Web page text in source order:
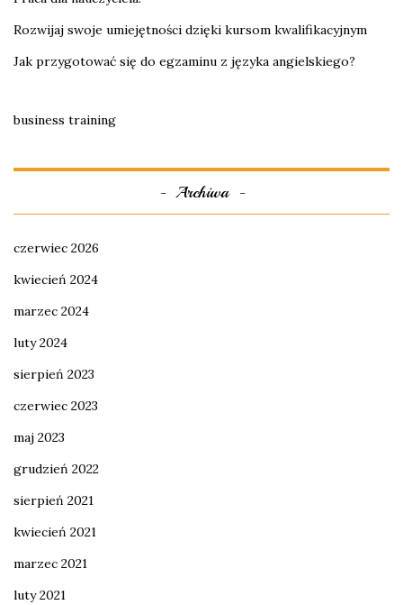
Rozwijaj swoje umiejętności dzięki kursom kwalifikacyjnym
Jak przygotować się do egzaminu z języka angielskiego?
business training
Archiwa
czerwiec 2026
kwiecień 2024
marzec 2024
luty 2024
sierpień 2023
czerwiec 2023
maj 2023
grudzień 2022
sierpień 2021
kwiecień 2021
marzec 2021
luty 2021